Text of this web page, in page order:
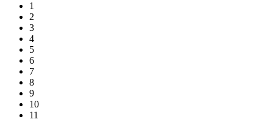
1
2
3
4
5
6
7
8
9
10
11